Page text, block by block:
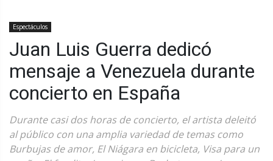
Espectáculos
Juan Luis Guerra dedicó
mensaje a Venezuela durante
concierto en España
Durante casi dos horas de concierto, el artista deleitó
al público con una amplia variedad de temas como
Burbujas de amor, El Niágara en bicicleta, Visa para un